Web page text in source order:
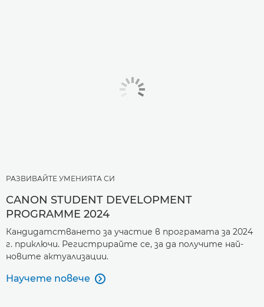
РАЗВИВАЙТЕ УМЕНИЯТА СИ
CANON STUDENT DEVELOPMENT
PROGRAMME 2024
Кандидатстването за участие в програмата за 2024
г. приключи. Регистрирайте се, за да получите най-
новите актуализации.
Научете повече 